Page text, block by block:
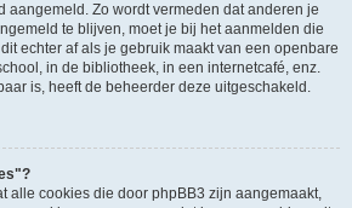
aangemeld. Zo wordt vermeden dat anderen je
te blijven, moet je bij het aanmelden die
echter af als je gebruik maakt van een openbare
in de bibliotheek, in een internetcafé, enz.
is, heeft de beheerder deze uitgeschakeld.
alle cookies die door phpBB3 zijn aangemaakt,